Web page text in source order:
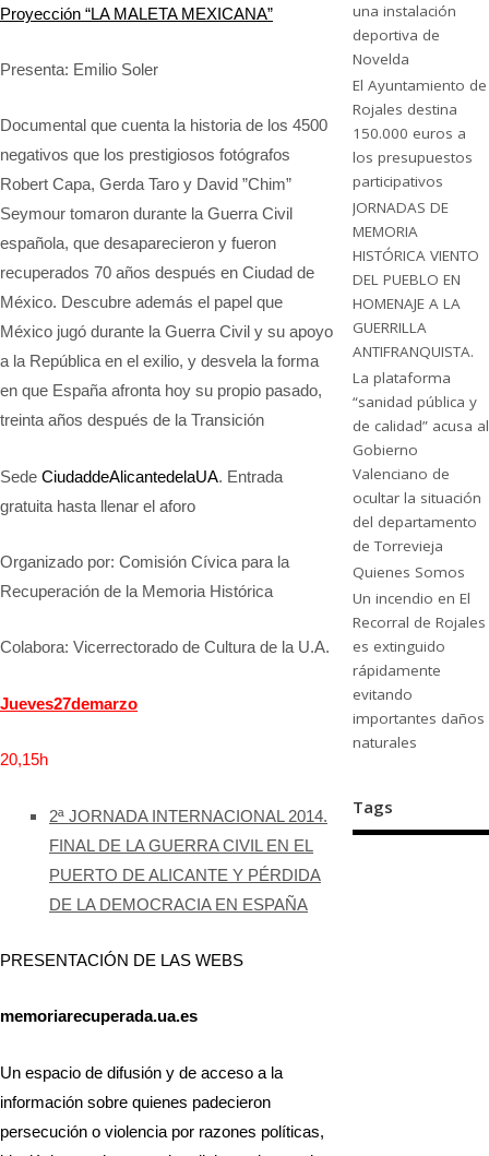
Proyección “LA MALETA MEXICANA”
Presenta: Emilio Soler
Documental que cuenta la historia de los 4500
negativos que los prestigiosos fotógrafos
Robert Capa, Gerda Taro y David ”Chim”
Seymour tomaron durante la Guerra Civil
española, que desaparecieron y fueron
recuperados 70 años después en Ciudad de
México. Descubre además el papel que
México jugó durante la Guerra Civil y su apoyo
a la República en el exilio, y desvela la forma
en que España afronta hoy su propio pasado,
treinta años después de la Transición
Sede CiudaddeAlicantedelaUA. Entrada
gratuita hasta llenar el aforo
Organizado por: Comisión Cívica para la
Recuperación de la Memoria Histórica
Colabora: Vicerrectorado de Cultura de la U.A.
Jueves27demarzo
20,15h
2ª JORNADA INTERNACIONAL 2014.
FINAL DE LA GUERRA CIVIL EN EL
PUERTO DE ALICANTE Y PÉRDIDA
DE LA DEMOCRACIA EN ESPAÑA
PRESENTACIÓN DE LAS WEBS
memoriarecuperada.ua.es
Un espacio de difusión y de acceso a la
información sobre quienes padecieron
persecución o violencia por razones políticas,
una instalación
deportiva de
Novelda
El Ayuntamiento de
Rojales destina
150.000 euros a
los presupuestos
participativos
JORNADAS DE
MEMORIA
HISTÓRICA VIENTO
DEL PUEBLO EN
HOMENAJE A LA
GUERRILLA
ANTIFRANQUISTA.
La plataforma
“sanidad pública y
de calidad” acusa al
Gobierno
Valenciano de
ocultar la situación
del departamento
de Torrevieja
Quienes Somos
Un incendio en El
Recorral de Rojales
es extinguido
rápidamente
evitando
importantes daños
naturales
Tags